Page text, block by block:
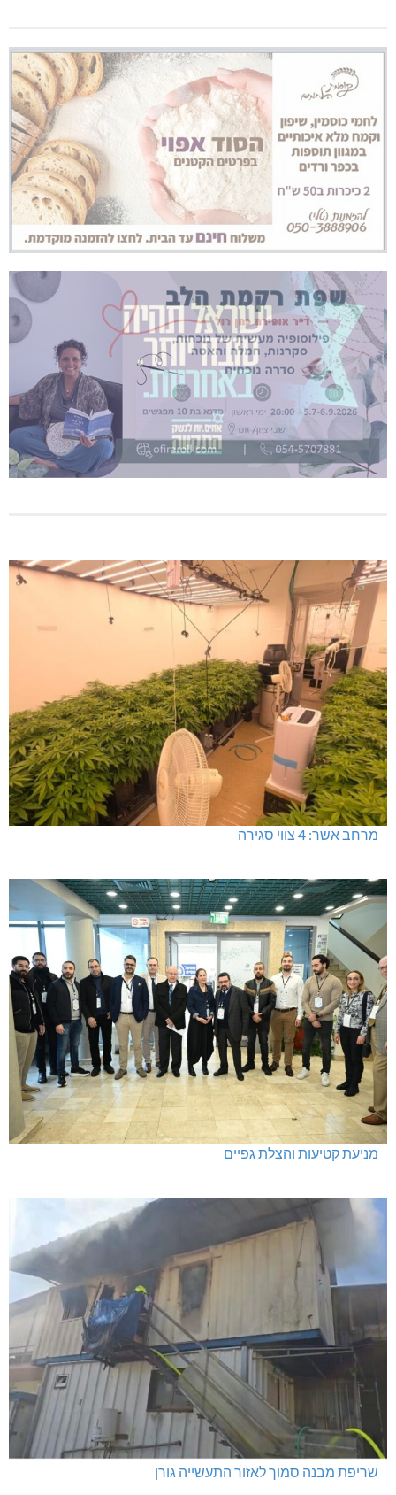
מרחב אשר: 4 צווי סגירה
מניעת קטיעות והצלת גפיים
שריפת מבנה סמוך לאזור התעשייה גורן